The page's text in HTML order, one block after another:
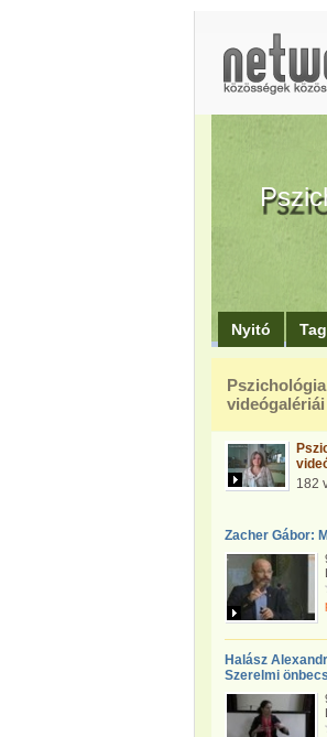
Nyitó
videógalériái
182
Zacher Gábor:
Halász
Szerelmi